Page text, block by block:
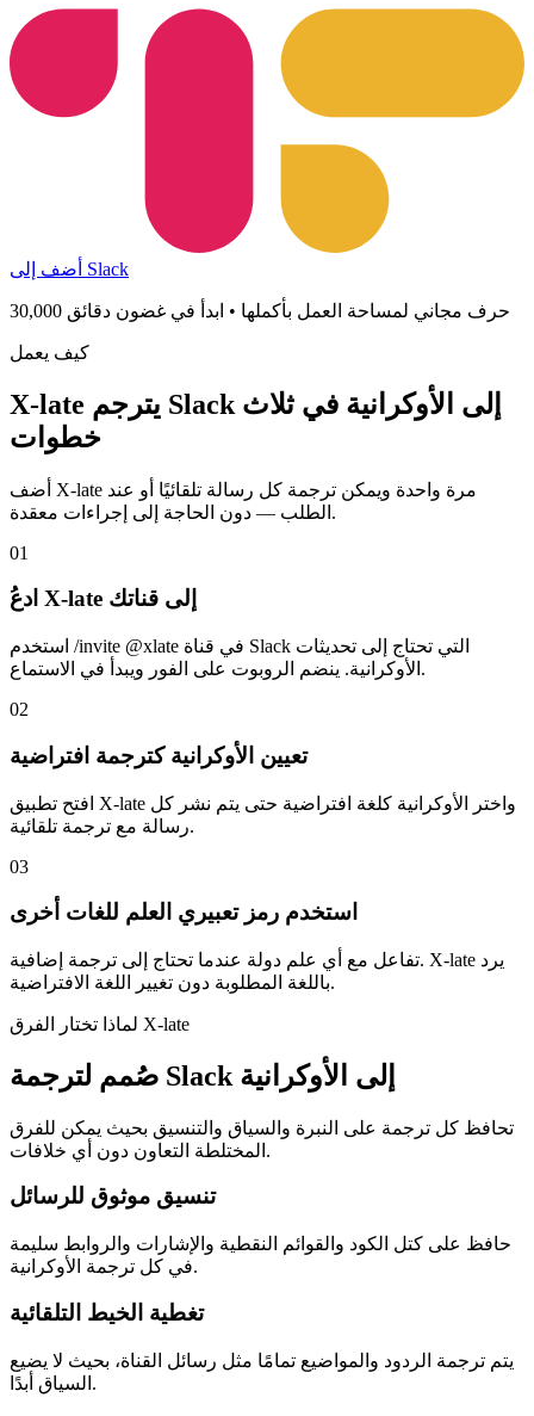
أضف إلى Slack
30,000 حرف مجاني لمساحة العمل بأكملها • ابدأ في غضون دقائق
كيف يعمل
X-late يترجم Slack إلى الأوكرانية في ثلاث
خطوات
أضف X-late مرة واحدة ويمكن ترجمة كل رسالة تلقائيًا أو عند
الطلب — دون الحاجة إلى إجراءات معقدة.
01
ادعُ X-late إلى قناتك
استخدم /invite @xlate في قناة Slack التي تحتاج إلى تحديثات
الأوكرانية. ينضم الروبوت على الفور ويبدأ في الاستماع.
02
تعيين الأوكرانية كترجمة افتراضية
افتح تطبيق X-late واختر الأوكرانية كلغة افتراضية حتى يتم نشر كل
رسالة مع ترجمة تلقائية.
03
استخدم رمز تعبيري العلم للغات أخرى
تفاعل مع أي علم دولة عندما تحتاج إلى ترجمة إضافية. X-late يرد
باللغة المطلوبة دون تغيير اللغة الافتراضية.
لماذا تختار الفرق X-late
صُمم لترجمة Slack إلى الأوكرانية
تحافظ كل ترجمة على النبرة والسياق والتنسيق بحيث يمكن للفرق
المختلطة التعاون دون أي خلافات.
تنسيق موثوق للرسائل
حافظ على كتل الكود والقوائم النقطية والإشارات والروابط سليمة
في كل ترجمة الأوكرانية.
تغطية الخيط التلقائية
يتم ترجمة الردود والمواضيع تمامًا مثل رسائل القناة، بحيث لا يضيع
السياق أبدًا.